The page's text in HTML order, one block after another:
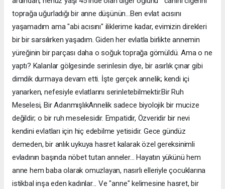
toprağa uğurladığı bir anne düşünün... ​Ben evlat acısını
yaşamadım ama "abi acısını" iliklerime kadar, evimizin direkleri
bir bir sarsılırken yaşadım. Giden her evlatla birlikte annemin
yüreğinin bir parçası daha o soğuk toprağa gömüldü. Ama o ne
yaptı? Kalanlar gölgesinde serinlesin diye, bir asırlık çınar gibi
dimdik durmaya devam etti. İşte gerçek annelik; kendi içi
yanarken, nefesiyle evlatlarını serinletebilmektir. ​Bir Ruh
Meselesi, Bir Adanmışlık ​Annelik sadece biyolojik bir mucize
değildir; o bir ruh meselesidir. Empatidir, Özveridir bir nevi
kendini evlatları için hiç edebilme yetisidir. Gece gündüz
demeden, bir anlık uykuya hasret kalarak özel gereksinimli
evladının başında nöbet tutan anneler... Hayatın yükünü hem
anne hem baba olarak omuzlayan, nasırlı elleriyle çocuklarına
istikbal inşa eden kadınlar... Ve "anne" kelimesine hasret, bir